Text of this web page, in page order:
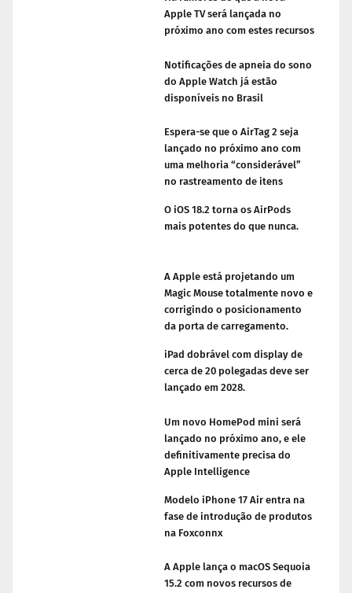
Apple TV será lançada no
próximo ano com estes recursos
Notificações de apneia do sono
do Apple Watch já estão
disponíveis no Brasil
Espera-se que o AirTag 2 seja
lançado no próximo ano com
uma melhoria “considerável”
no rastreamento de itens
O iOS 18.2 torna os AirPods
mais potentes do que nunca.
A Apple está projetando um
Magic Mouse totalmente novo e
corrigindo o posicionamento
da porta de carregamento.
iPad dobrável com display de
cerca de 20 polegadas deve ser
lançado em 2028.
Um novo HomePod mini será
lançado no próximo ano, e ele
definitivamente precisa do
Apple Intelligence
Modelo iPhone 17 Air entra na
fase de introdução de produtos
na Foxconnx
A Apple lança o macOS Sequoia
15.2 com novos recursos de